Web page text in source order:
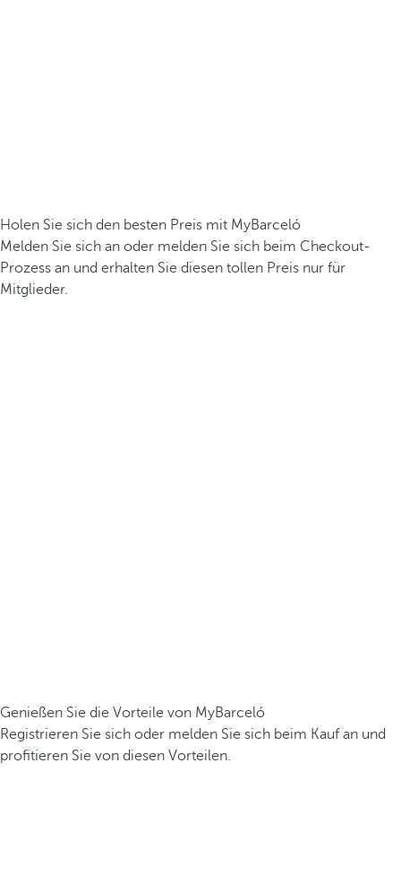
Holen Sie sich den besten Preis mit MyBarceló
Melden Sie sich an oder melden Sie sich beim Checkout-
Prozess an und erhalten Sie diesen tollen Preis nur für
Mitglieder.
Genießen Sie die Vorteile von MyBarceló
Registrieren Sie sich oder melden Sie sich beim Kauf an und
profitieren Sie von diesen Vorteilen.